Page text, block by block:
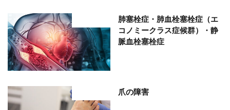
肺塞栓症・肺血栓塞栓症（エ
コノミークラス症候群）・静
脈血栓塞栓症
爪の障害